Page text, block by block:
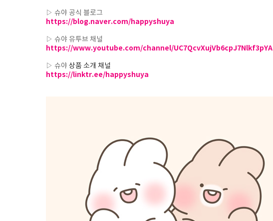
▷ 슈야 공식 블로그
https://blog.naver.com/happyshuya
▷ 슈야 유투브 채널
https://www.youtube.com/channel/UC7QcvXujVb6cpJ7Nlkf3pYA
▷ 슈야 상품 소개 채널
https://linktr.ee/happyshuya